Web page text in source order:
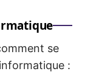
se
: